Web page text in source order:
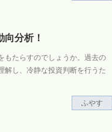
分析！
もたらすのでしょうか。過去の
解し、冷静な投資判断を行うた
ふやす